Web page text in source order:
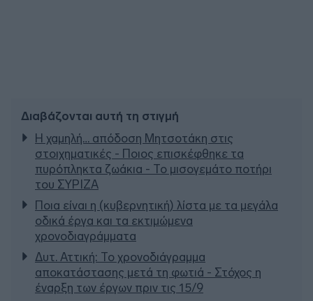
Διαβάζονται αυτή τη στιγμή
Η χαμηλή… απόδοση Μητσοτάκη στις
στοιχηματικές - Ποιος επισκέφθηκε τα
πυρόπληκτα ζωάκια - Το μισογεμάτο ποτήρι
του ΣΥΡΙΖΑ
Ποια είναι η (κυβερνητική) λίστα με τα μεγάλα
οδικά έργα και τα εκτιμώμενα
χρονοδιαγράμματα
Δυτ. Αττική: Το χρονοδιάγραμμα
αποκατάστασης μετά τη φωτιά - Στόχος η
έναρξη των έργων πριν τις 15/9